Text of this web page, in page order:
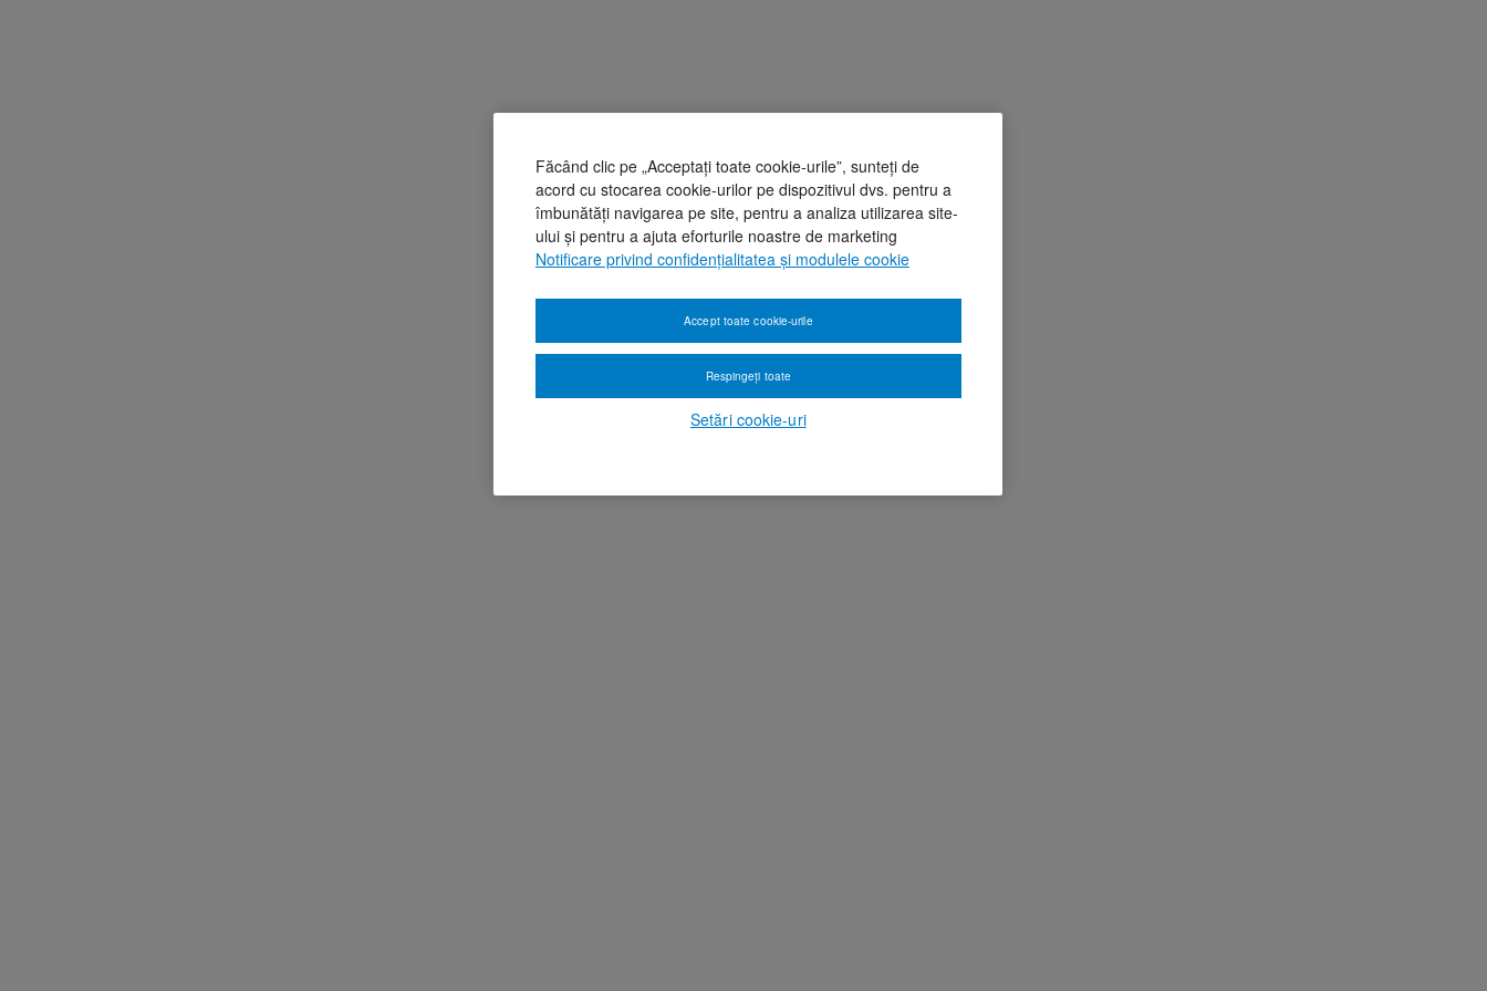
Făcând clic pe „Acceptați toate cookie-urile”, sunteți de
acord cu stocarea cookie-urilor pe dispozitivul dvs. pentru a
îmbunătăți navigarea pe site, pentru a analiza utilizarea site-
ului și pentru a ajuta eforturile noastre de marketing
Notificare privind confidențialitatea și modulele cookie
Setări cookie-uri
Respingeți toate
Accept toate cookie-urile